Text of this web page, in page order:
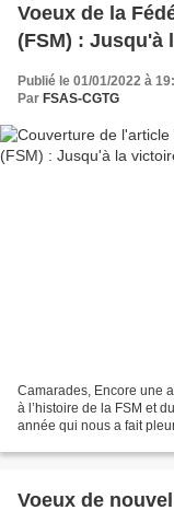
Voeux de la
(FSM) : Jusqu'à
Publié le 01/01/2022 à
Par FSAS-CGTG
Camarades, Encore une
à l’histoire de la FSM et
année qui nous a fait
Voeux de